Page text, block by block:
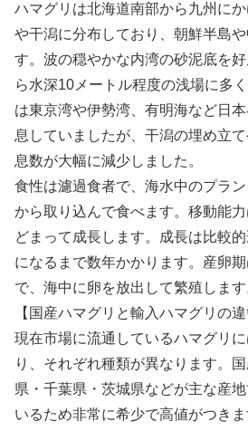
ハマグリは北海道南部から九州に
や干潟に分布しており、朝鮮半島
す。波の穏やかな内湾の砂泥底を
ら水深10メートル程度の浅場に多
は東京湾や伊勢湾、有明海など日
息していましたが、干潟の埋め立
息数が大幅に減少しました。
食性は濾過食者で、海水中のプラ
から取り込んで食べます。移動能
どまって成長します。成長は比較
になるまで数年かかります。産卵
で、海中に卵を放出して繁殖します
【国産ハマグリと輸入ハマグリの違
現在市場に流通しているハマグリ
り、それぞれ種類が異なります。
県・千葉県・茨城県などが主な産
いるため非常に希少で高値がつき